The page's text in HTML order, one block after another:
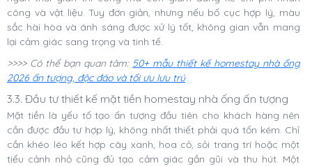
công và vật liệu. Tuy đơn giản, nhưng nếu bố cục hợp lý, màu
sắc hài hòa và ánh sáng được xử lý tốt, không gian vẫn mang
lại cảm giác sang trọng và tinh tế.
>>>> Có thể bạn quan tâm: 50+ mẫu thiết kế homestay nhà ống
2026 ấn tượng, độc đáo và tối ưu lưu trú
3.3. Đầu tư thiết kế mặt tiền homestay nhà ống ấn tượng
Mặt tiền là yếu tố tạo ấn tượng đầu tiên cho khách hàng nên
cần được đầu tư hợp lý, không nhất thiết phải quá tốn kém. Chỉ
cần khéo léo kết hợp cây xanh, hoa cỏ, sỏi trang trí hoặc một
tiểu cảnh nhỏ cũng đủ tạo cảm giác gần gũi và thu hút. Một